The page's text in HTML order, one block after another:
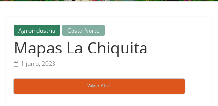
Conflictos
Socioambientales
del
Ecuador
Agroindustria Costa Norte
Mapas La Chiquita
1 junio, 2023
Volver Atrás